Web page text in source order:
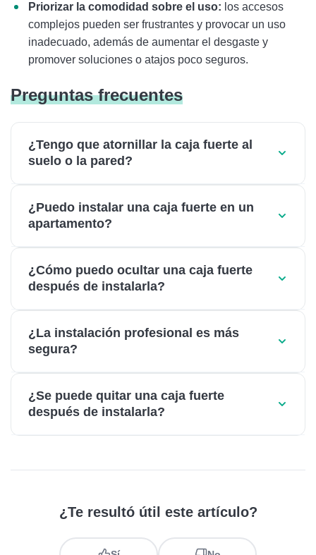
Priorizar la comodidad sobre el uso: los accesos
complejos pueden ser frustrantes y provocar un uso
inadecuado, además de aumentar el desgaste y
promover soluciones o atajos poco seguros.
Preguntas frecuentes
¿Tengo que atornillar la caja fuerte al
suelo o la pared?
¿Puedo instalar una caja fuerte en un
apartamento?
¿Cómo puedo ocultar una caja fuerte
después de instalarla?
¿La instalación profesional es más
segura?
¿Se puede quitar una caja fuerte
después de instalarla?
¿Te resultó útil este artículo?